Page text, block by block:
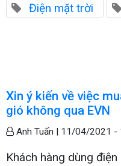
Điện mặt trời
Xin ý kiến về việc
gió không qua EVN
Anh Tuấn | 11/04/2021 -
Khách hàng dùng